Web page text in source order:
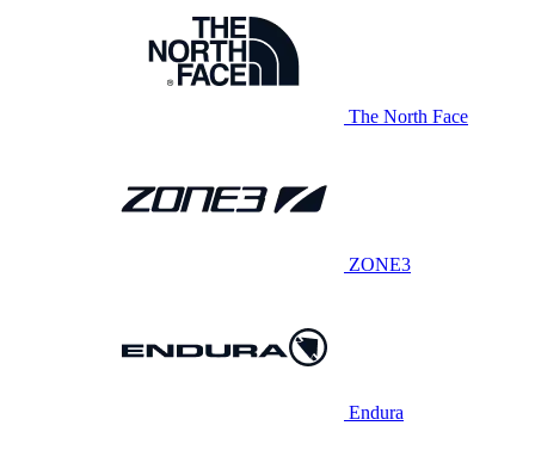
The North Face
ZONE3
Endura